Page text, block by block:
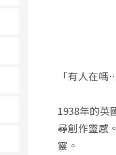
「有人在
1938年的英
尋創作靈感
靈。